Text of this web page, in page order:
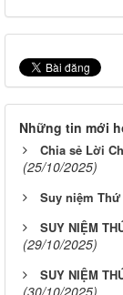
Những tin mới
Chia sẻ Lời
(25/10/2025)
Suy niệm Thứ
SUY NIỆM
(29/10/2025)
SUY NIỆM
(30/10/2025)